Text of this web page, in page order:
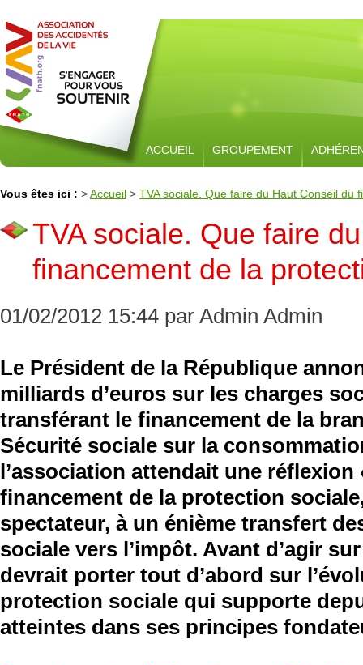
ACCUEIL GROUPEMENT
Vous êtes ici : >Accueil > TVA sociale. Que faire du Haut Conseil du
TVA sociale. Que faire
financement de la
01/02/2012 15:44 par Admin Admin
Le Président de la République
milliards d’euros sur les charges
transférant le financement de la
Sécurité sociale sur la
l’association attendait une réflexion
financement de la protection
spectateur, à un énième transfert
sociale vers l’impôt. Avant d’agir
devrait porter tout d’abord sur
protection sociale qui supporte
atteintes dans ses principes